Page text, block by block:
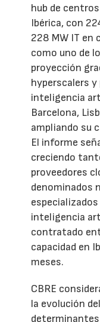
hub de
Ibérica, con
228 MW IT en
como uno de
proyección
hyperscalers
inteligencia
Barcelona,
ampliando su
El informe
creciendo
proveedores
denominados
inteligencia
contratado
capacidad en
meses.
CBRE
la evolución